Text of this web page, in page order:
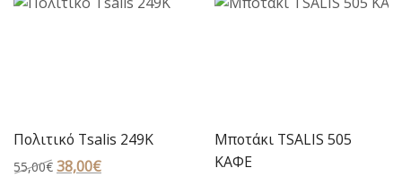
Πολιτικό Tsalis 249Κ
55,00€ Original
38,00€Η
Μποτάκι TSALIS 505
KΑΦΕ